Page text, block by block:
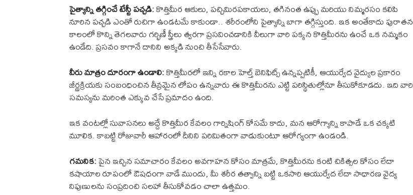
పైత్యాన్ని తగ్గించే టేస్టీ పచ్చడి:కొత్తిమీర ఆకులు, పచ్చిమిరపకాయలు, తగినంత ఉప్పు మరియు నిమ్మరసం కలిపి
నూరిన పచ్చడి ఎంతో రుచిగా ఉండటమే కాకుండా.. శరీరంలోని పైత్యాన్ని బాగా తగ్గిస్తుంది. ఇక అంతేకాదు పురాతన
కాలంలో కొన్ని తెగలవారు గర్భిణీ స్త్రీలు త్వరగా ప్రసవించడానికి వీలుగా వారి పక్కన కొత్తిమీరను ఉంచే ఒక నమ్మకం
ఉండేది. ప్రసవం కాగానే దానిని అక్కడి నుంచి తీసేసేవారు.
వీరు మాత్రం దూరంగా ఉండాలి:కొత్తిమీరలో ఇన్ని రకాల హెల్త్ బెనిఫిట్స్ ఉన్నప్పటికీ, ఆయుర్వేద వైద్యుల ప్రకారం
జీర్ణక్రియకు సంబంధించిన తీవ్రమైన లోపం ఉన్నవారు ఈ కొత్తిమీరను ఎట్టి పరిస్థితుల్లోనూ తీసుకోకూడదు. ఇది వారి
సమస్యను మరింత ఎక్కువ చేసే ప్రమాదం ఉంది.
ఇక వంటల్లో సువాసనలు అద్దే కొత్తిమీర కేవలం గార్నిషింగ్ కోసమే కాదు, మన ఆరోగ్యాన్ని కాపాడే ఒక చక్కటి
మూలిక. కాబట్టి రోజువారీ ఆహారంలో దీనిని పరిమితంగా వాడుకుంటూ ఆరోగ్యంగా ఉండండి.
గమనిక:పైన ఇచ్చిన సమాచారం కేవలం అవగాహన కోసం మాత్రమే, కొత్తిమీరను కంటి చికిత్సల కోసం లేదా
కషాయాల రూపంలో ఔషధంగా వాడే ముందు, మీ శరీర తత్వాన్ని బట్టి ఒకసారి ఆయుర్వేద లేదా సాధారణ వైద్య
నిపుణులను సంప్రదించి సలహా తీసుకోవడం చాలా ఉత్తమం.